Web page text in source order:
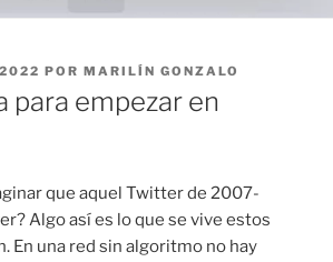
POR MARILÍN GONZALO
para empezar en
que aquel Twitter de 2007-
Algo así es lo que se vive estos
En una red sin algoritmo no hay